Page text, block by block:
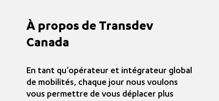
À propos de Transdev
Canada
En tant qu’opérateur et intégrateur global
de mobilités, chaque jour nous voulons
vous permettre de vous déplacer plus